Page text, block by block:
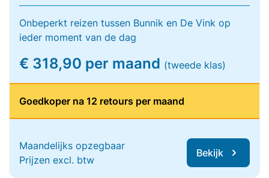
Onbeperkt reizen tussen Bunnik en De Vink op
ieder moment van de dag
€ 318,90 per maand (tweede klas)
Goedkoper na 12 retours per maand
Maandelijks opzegbaar
Prijzen excl. btw
Bekijk